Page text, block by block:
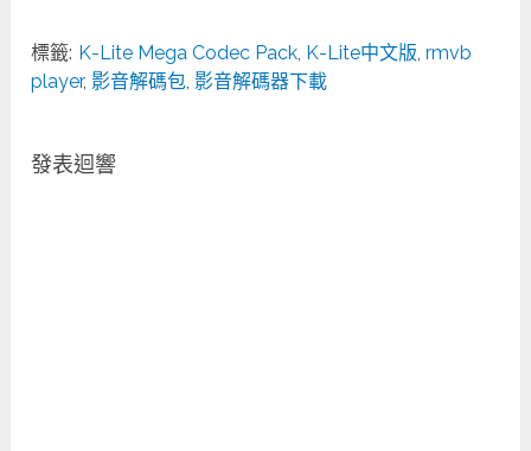
標籤: K-Lite Mega Codec Pack, K-Lite中文版,rmvb
player, 影音解碼包, 影音解碼器下載
發表迴響